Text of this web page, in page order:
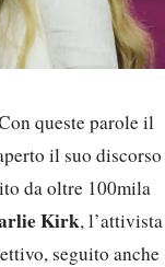
queste parole il
il suo discorso
da oltre 100mila
Kirk, l’attivista
seguito anche